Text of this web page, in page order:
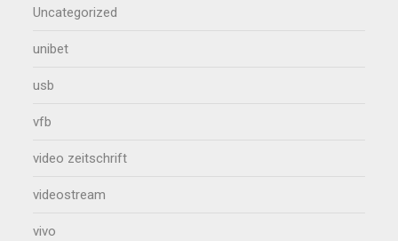
Uncategorized
unibet
usb
vfb
video zeitschrift
videostream
vivo